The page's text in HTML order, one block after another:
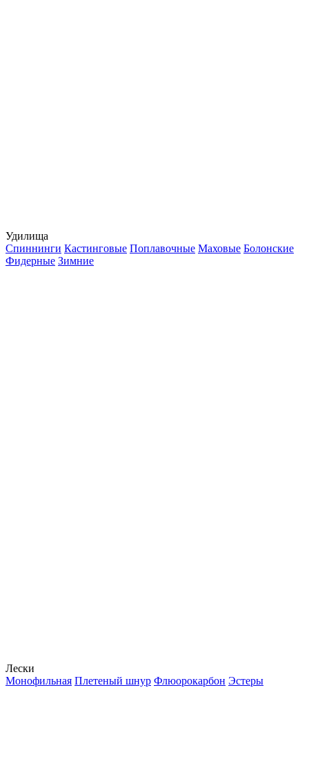
Удилища
Спиннинги Кастинговые Поплавочные Маховые Болонские
Фидерные Зимние
Лески
Монофильная Плетеный шнур Флюорокарбон Эстеры